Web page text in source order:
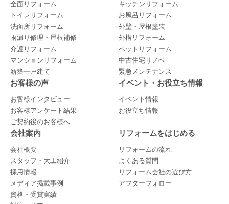
全面リフォーム
キッチンリフォーム
トイレリフォーム
お風呂リフォーム
洗面所リフォーム
外壁・屋根塗装
雨漏り修理・屋根補修
外構リフォーム
介護リフォーム
ペットリフォーム
マンションリフォーム
中古住宅リノベ
新築一戸建て
緊急メンテナンス
お客様の声
お客様インタビュー
お客様アンケート結果
ご契約後のお客様へ
イベント・お役立ち情報
イベント情報
お役立ち情報
会社案内
会社概要
スタッフ・大工紹介
採用情報
メディア掲載事例
資格・受賞実績
リフォームをはじめる
リフォームの流れ
よくある質問
リフォーム会社の選び方
アフターフォロー